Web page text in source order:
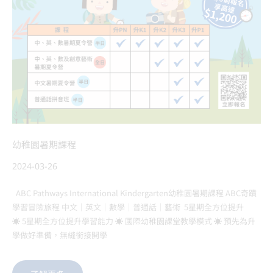
幼稚園暑期課程
2024-03-26
ABC Pathways International Kindergarten幼稚園暑期課程 ABC奇蹟
學習冒險旅程 中文｜英文｜數學｜普通話｜藝術 5星期全方位提升
☀️ 5星期全方位提升學習能力 ☀️ 國際幼稚園課堂教學模式 ☀️ 預先為升
學做好準備，無縫銜接開學